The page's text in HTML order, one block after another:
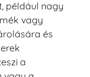
például nagy
vagy
és
a